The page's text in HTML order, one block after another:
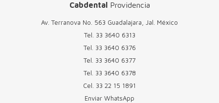
CabdentalProvidencia
Av. Terranova No. 563 Guadalajara, Jal. México
Tel. 33 3640 6313
Tel. 33 3640 6376
Tel. 33 3640 6377
Tel. 33 3640 6378
Cel. 33 22 15 1891
Enviar WhatsApp